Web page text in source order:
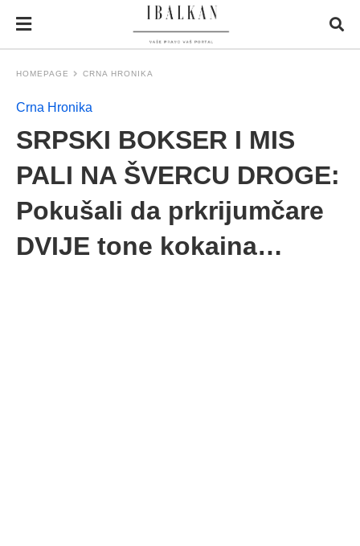
HOMEPAGE CRNA HRONIKA
Crna Hronika
SRPSKI BOKSER I MIS
PALI NA ŠVERCU DROGE:
Pokušali da prkrijumčare
DVIJE tone kokaina…